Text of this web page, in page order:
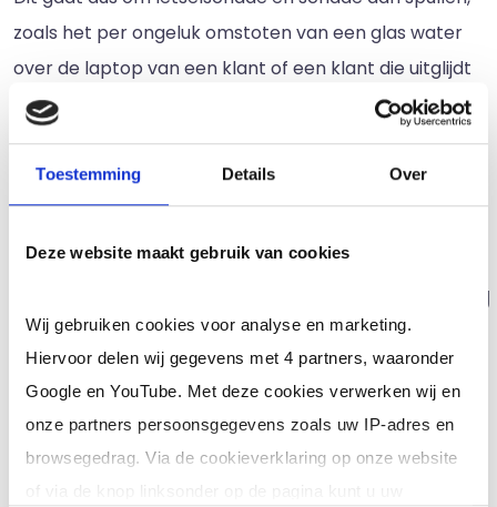
Toestemming Details Over
Deze website maakt gebruik van cookies
Wij gebruiken cookies voor analyse en marketing.
Hiervoor delen wij gegevens met 4 partners, waaronder
Google en YouTube. Met deze cookies verwerken wij en
onze partners persoonsgegevens zoals uw IP-adres en
browsegedrag. Via de cookieverklaring op onze website
zoals het per ongeluk omstoten van een glas water
over de laptop van een klant of een klant die uitglijdt
over jouw net gedweilde vloer. Ongelukken zitten in
een klein hoekje, maar de schade kan wel flink
oplopen. Daarom is een AVB een handige verzekering
om af te sluiten.
2.
Beroepsaansprakelijkheidsverzekering
(BAV)
Hieraan verbonden is de BAV, die voor sommige
beroepen van pas komt. De verzekering dekt schade
door adviesfouten en is met name gericht op